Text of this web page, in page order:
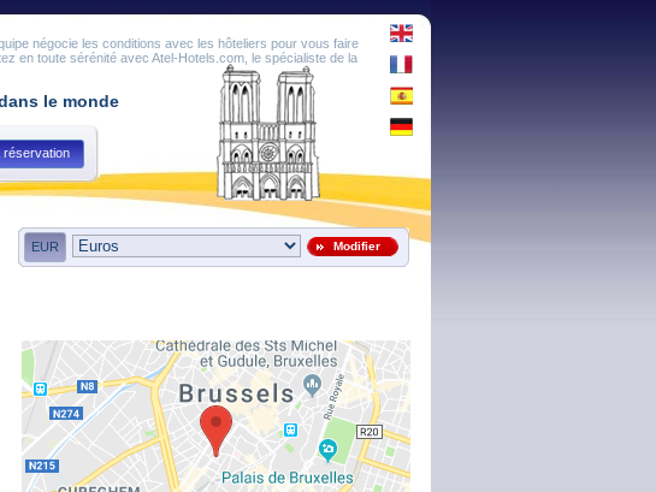
négocie les conditions avec les hôteliers pour vous faire
en toute sérénité avec Atel-Hotels.com, le spécialiste de la
le monde
réservation
EUR Modifier